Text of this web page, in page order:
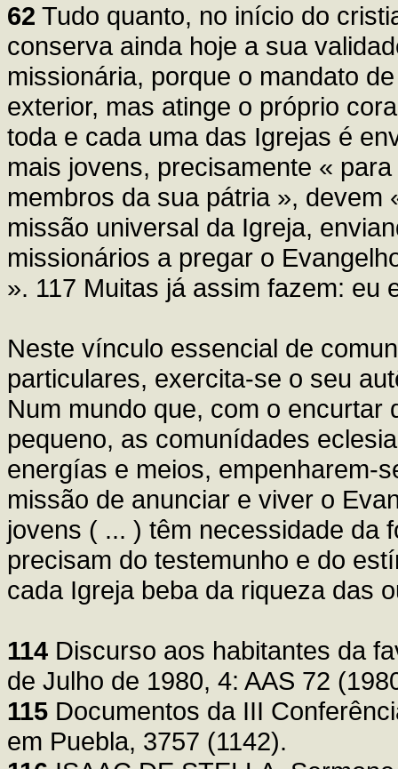
62 Tudo quanto, no início do
conserva ainda hoje a sua
missionária, porque o mandato
exterior, mas atinge o próprio
toda e cada uma das Igrejas é
mais jovens, precisamente «
membros da sua pátria », devem
missão universal da Igreja,
missionários a pregar o
». 117 Muitas já assim fazem: eu
Neste vínculo essencial de
particulares, exercita-se o seu
Num mundo que, com o
pequeno, as comunídades
energías e meios, empenharem-
missão de anunciar e viver o
jovens ( ... ) têm necessidade da
precisam do testemunho e do
cada Igreja beba da riqueza das
114 Discurso aos habitantes da
de Julho de 1980, 4: AAS 72
115 Documentos da III
em Puebla, 3757 (1142).